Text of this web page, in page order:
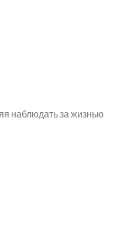
наблюдать за жизнью